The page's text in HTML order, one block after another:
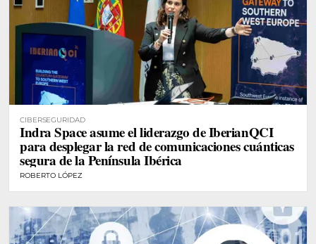
CIBERSEGURIDAD
Indra Space asume el liderazgo de IberianQCI
para desplegar la red de comunicaciones cuánticas
segura de la Península Ibérica
ROBERTO LÓPEZ